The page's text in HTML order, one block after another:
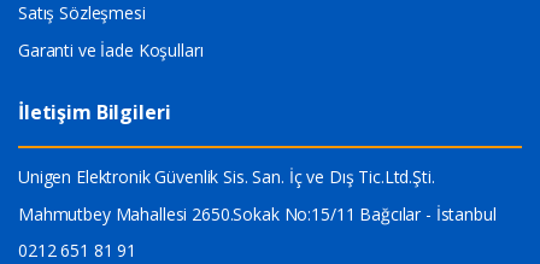
Satış Sözleşmesi
Garanti ve İade Koşulları
İletişim Bilgileri
Unigen Elektronik Güvenlik Sis. San. İç ve Dış Tic.Ltd.Şti.
Mahmutbey Mahallesi 2650.Sokak No:15/11 Bağcılar - İstanbul
0212 651 81 91